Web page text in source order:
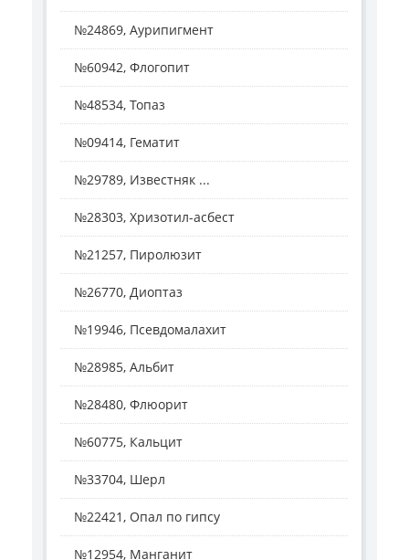
№24869, Аурипигмент
№60942, Флогопит
№48534, Топаз
№09414, Гематит
№29789, Известняк ...
№28303, Хризотил-асбест
№21257, Пиролюзит
№26770, Диоптаз
№19946, Псевдомалахит
№28985, Альбит
№28480, Флюорит
№60775, Кальцит
№33704, Шерл
№22421, Опал по гипсу
№12954, Манганит